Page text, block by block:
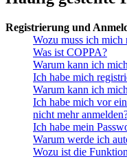
Registrierung und
Wozu muss ich mich
Was ist COPPA?
Warum kann ich
Ich habe mich
Warum kann ich
Ich habe mich vor
nicht mehr
Ich habe mein
Warum werde ich
Wozu ist die